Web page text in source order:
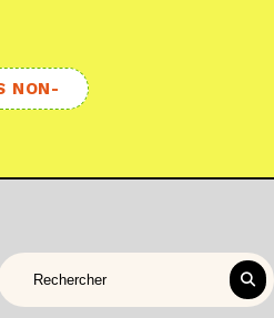
NON-
Rechercher sur le site